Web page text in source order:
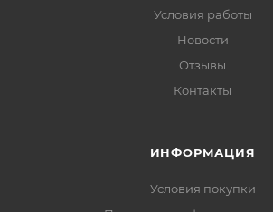
Условия работы
Новости
Отзывы
Контакты
ИНФОРМАЦИЯ
Условия покупки